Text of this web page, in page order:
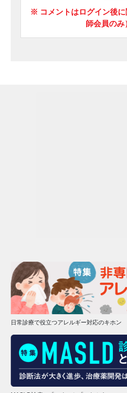
※ コメントはログイン後
師会員のみ
日常診療で役立つアレルギー対応のキホン